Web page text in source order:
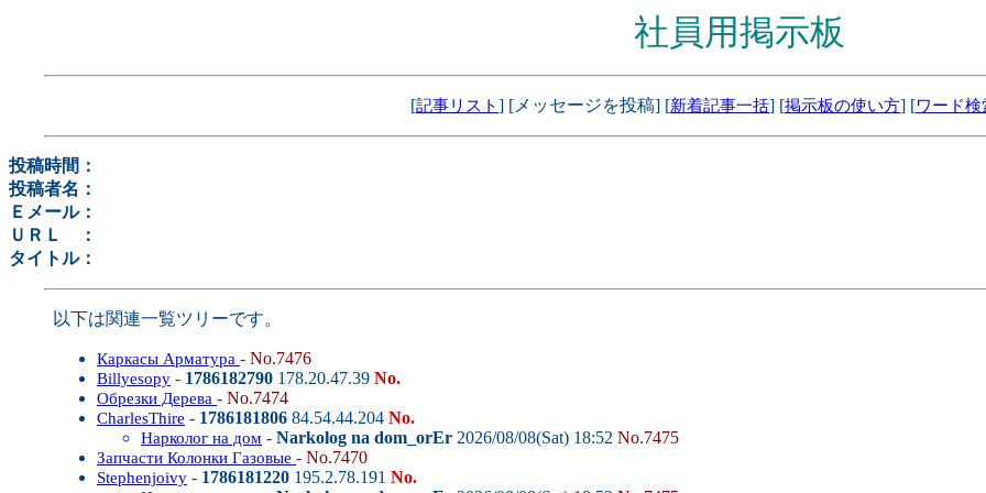
社員用掲示板
[記事リスト] [メッセージを投稿] [新着記事一括] [掲示板の使い方] [ワード検
投稿時間：
投稿者名：
Ｅメール：
ＵＲＬ ：
タイトル：
以下は関連一覧ツリーです。
Каркасы Арматура - No.7476
Billyesopy - 1786182790 178.20.47.39 No.
Обрезки Дерева - No.7474
CharlesThire - 1786181806 84.54.44.204 No.
Нарколог на дом - Narkolog na dom_orEr 2026/08/08(Sat) 18:52 No.7475
Запчасти Колонки Газовые - No.7470
Stephenjoivy - 1786181220 195.2.78.191 No.